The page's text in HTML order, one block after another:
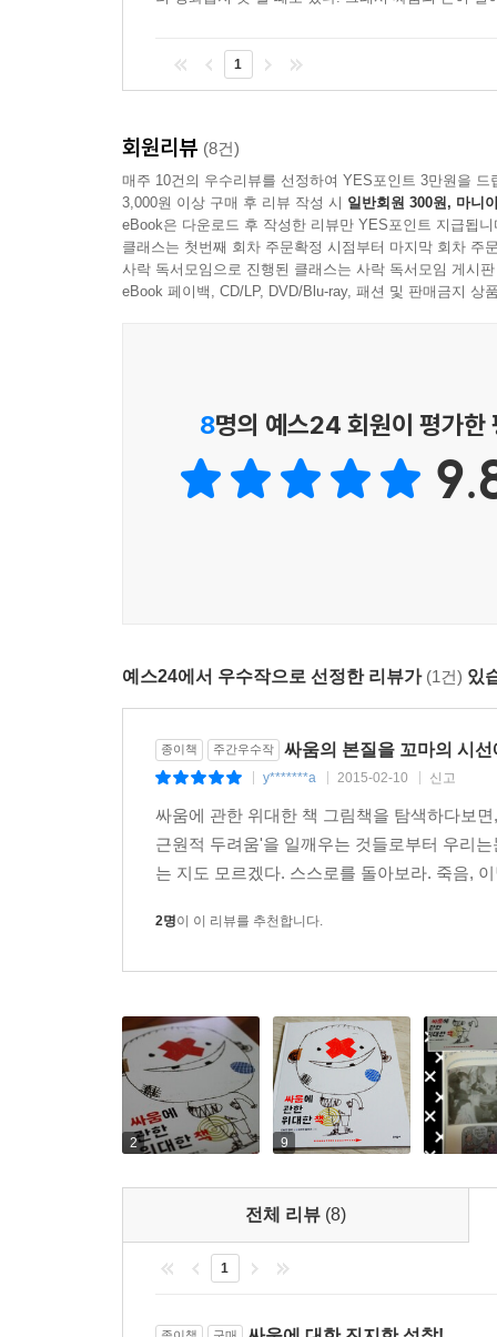
1
회원리뷰 (8건)
매주 10건의 우수리뷰를 선정하여 YES포인트 3만원을 드
3,000원 이상 구매 후 리뷰 작성 시 일반회원 300원, 마니
eBook은 다운로드 후 작성한 리뷰만 YES포인트 지급됩니
클래스는 첫번째 회차 주문확정 시점부터 마지막 회차 주
사락 독서모임으로 진행된 클래스는 사락 독서모임 게시
eBook 페이백, CD/LP, DVD/Blu-ray, 패션 및 판매금지 상
8명의 예스24 회원이 평가한
예스24에서 우수작으로 선정한 리뷰가 (1건) 있
종이책 주간우수작 싸움의 본질을 꼬마의 시선
y*******a 2015-02-10 신고
싸움에 관한 위대한 책 그림책을 탐색하다보
근원적 두려움'을 일깨우는 것들로부터 우리
는 지도 모르겠다. 스스로를 돌아보라. 죽음,
2명이 이 리뷰를 추천합니다.
2 9
전체 리뷰 (8)
1